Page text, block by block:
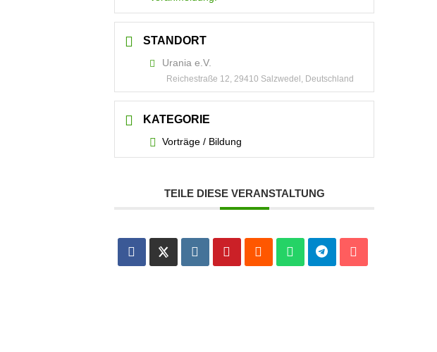
STANDORT
Urania e.V.
Reichestraße 12, 29410 Salzwedel, Deutschland
KATEGORIE
Vorträge / Bildung
TEILE DIESE VERANSTALTUNG